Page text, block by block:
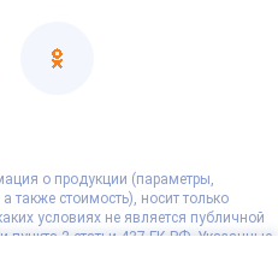
о продукции (параметры,
также стоимость), носит только
условиях не является публичной
2 статьи 437 ГК РФ. Указанные